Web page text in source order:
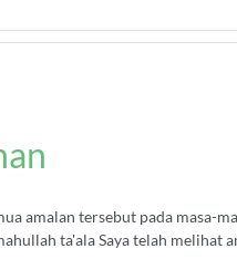
amalan tersebut pada masa-
ta'ala Saya telah melihat